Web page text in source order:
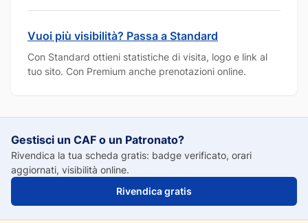
Vuoi più visibilità? Passa a Standard
Con Standard ottieni statistiche di visita, logo e link al
tuo sito. Con Premium anche prenotazioni online.
Gestisci un CAF o un Patronato?
Rivendica la tua scheda gratis: badge verificato, orari
aggiornati, visibilità online.
Rivendica gratis